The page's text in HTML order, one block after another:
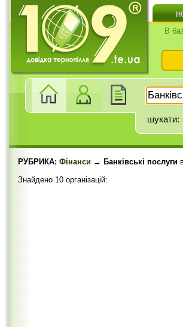
В
шукати:
РУБРИКА: Фінанси → Банківські послуги
Знайдено 10 організацій: